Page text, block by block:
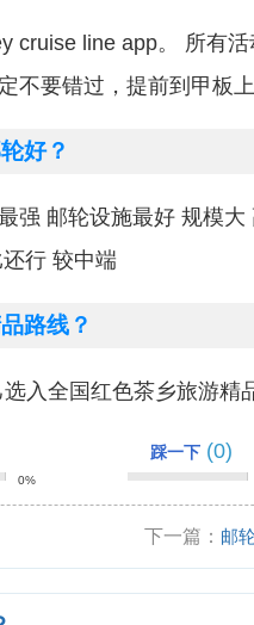
cruise line app。 所有
不要错过，提前到甲板
好？
强 邮轮设施最好 规模
行 较中端
路线？
选入全国红色茶乡旅游精
0%
踩一下 (0)
下一篇： 邮
衣指南？